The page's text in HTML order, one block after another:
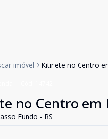
imóvel Kitinete no Centro
no Centro em
Fundo - RS